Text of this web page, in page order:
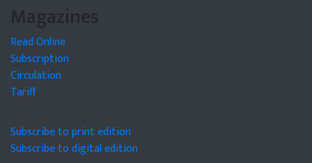
Magazines
Read Online
Subscription
Circulation
Tariff
Subscribe to print edition
Subscribe to digital edition